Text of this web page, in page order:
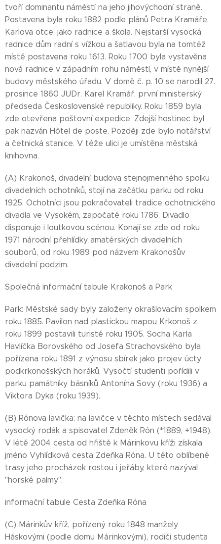
tvoří dominantu náměstí na jeho jihovýchodní straně.
Postavena byla roku 1882 podle plánů Petra Kramáře,
Karlova otce, jako radnice a škola. Nejstarší vysocká
radnice dům radní s vížkou a šatlavou byla na tomtéž
místě postavena roku 1613. Roku 1700 byla vystavěna
nová radnice v západním rohu náměstí, v místě nynější
budovy městského úřadu. V domě č. p. 10 se narodil 27.
prosince 1860 JUDr. Karel Kramář, první ministerský
předseda Československé republiky. Roku 1859 byla
zde otevřena poštovní expedice. Zdejší hostinec byl
pak nazván Hôtel de poste. Později zde bylo notářství
a četnická stanice. V téže ulici je umístěna městská
knihovna.
(A) Krakonoš, divadelní budova stejnojmenného spolku
divadelních ochotníků, stojí na začátku parku od roku
1925. Ochotníci jsou pokračovateli tradice ochotnického
divadla ve Vysokém, započaté roku 1786. Divadlo
disponuje i loutkovou scénou. Konají se zde od roku
1971 národní přehlídky amatérských divadelních
souborů, od roku 1989 pod názvem Krakonošův
divadelní podzim.
Společná informační tabule Krakonoš a Park
Park: Městské sady byly založeny okrašlovacím spolkem
roku 1885. Pavilon nad plastickou mapou Krkonoš z
roku 1899 postavili turisté roku 1905. Socha Karla
Havlíčka Borovského od Josefa Strachovského byla
pořízena roku 1891 z výnosu sbírek jako projev úcty
podkrkonošských horáků. Vysočtí studenti pořídili v
parku památníky básníků Antonína Sovy (roku 1936) a
Viktora Dyka (roku 1939).
(B) Rónova lavička: na lavičce v těchto místech sedával
vysocký rodák a spisovatel Zdeněk Rón (*1889, +1948).
V létě 2004 cesta od hřiště k Márinkovu kříži získala
jméno Vyhlídková cesta Zdeňka Róna. U této oblíbené
trasy jeho procházek rostou i jeřáby, které nazýval
"horské palmy".
informační tabule Cesta Zdeňka Róna
(C) Márinkův kříž, pořízený roku 1848 manžely
Háskovými (podle domu Márinkovými), rodiči studenta